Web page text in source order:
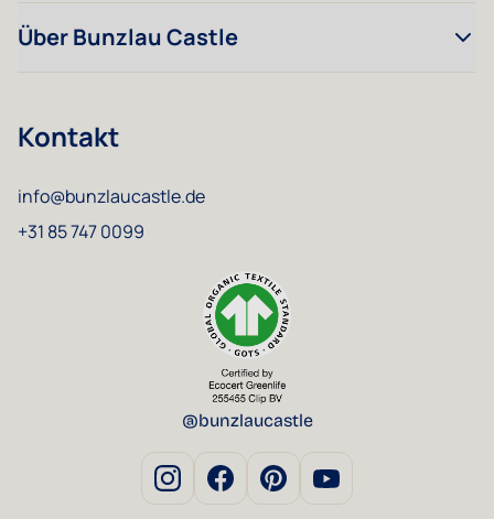
Über Bunzlau Castle
Kontakt
info@bunzlaucastle.de
+31 85 747 0099
@bunzlaucastle